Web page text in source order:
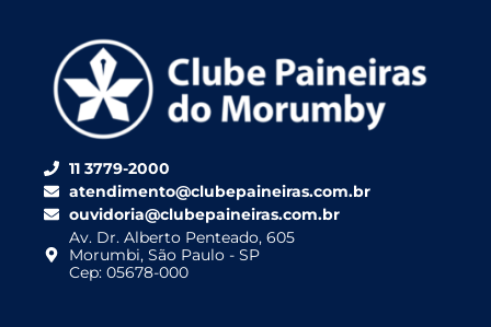
11 3779-2000
atendimento@clubepaineiras.com.br
ouvidoria@clubepaineiras.com.br
Av. Dr. Alberto Penteado, 605
Morumbi, São Paulo - SP
Cep: 05678-000